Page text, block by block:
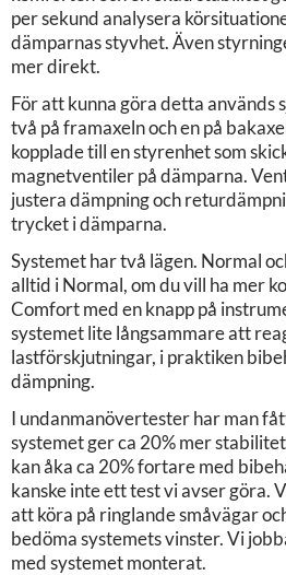
per sekund analysera
dämparnas styvhet. Även
mer direkt.
För att kunna göra detta används
två på framaxeln och en på
kopplade till en styrenhet som
magnetventiler på dämparna.
justera dämpning och
trycket i dämparna.
Systemet har två lägen. Normal
alltid i Normal, om du vill ha mer
Comfort med en knapp på
systemet lite långsammare att
lastförskjutningar, i praktiken
dämpning.
I undanmanövertester har man
systemet ger ca 20% mer
kan åka ca 20% fortare med
kanske inte ett test vi avser göra.
att köra på ringlande småvägar
bedöma systemets vinster. Vi
med systemet monterat.